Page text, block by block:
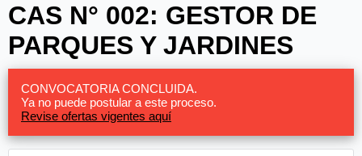
CAS N° 002: GESTOR DE
PARQUES Y JARDINES
CONVOCATORIA CONCLUIDA.
Ya no puede postular a este proceso.
Revise ofertas vigentes aquí